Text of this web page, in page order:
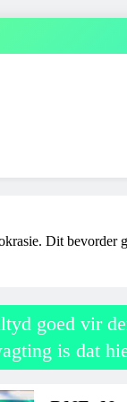
Dit bevorder
goed vir
is dat